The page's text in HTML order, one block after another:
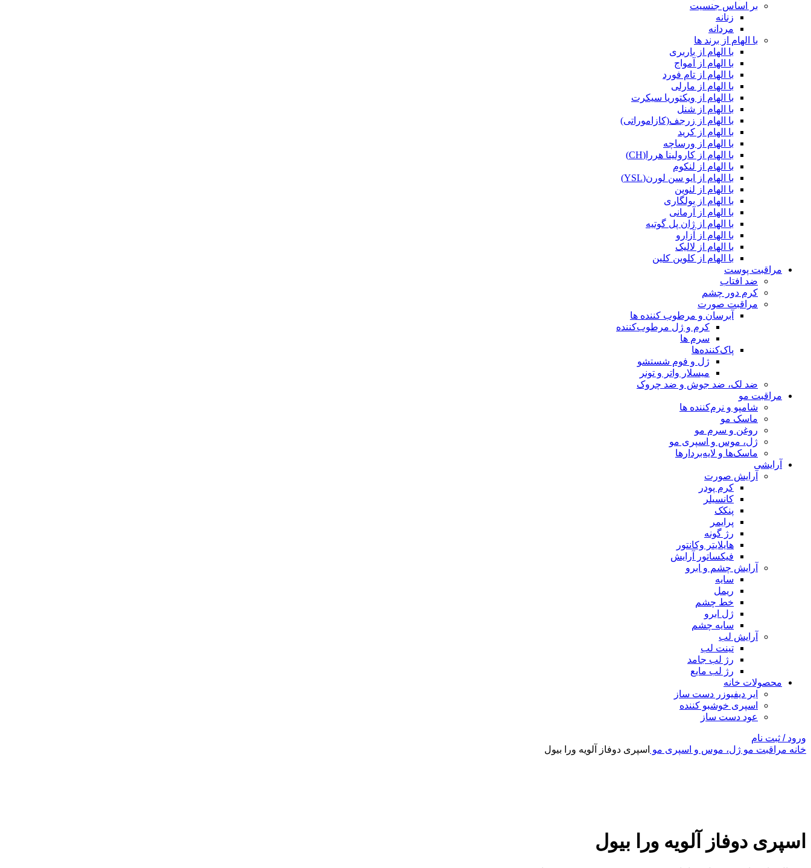
بر اساس جنسیت
زنانه
مردانه
با الهام از برند ها
با الهام از باربری
با الهام از آمواج
با الهام از تام فورد
با الهام از مارلی
با الهام از ویکتوریا سیکرت
با الهام از شنل
با الهام از زرجف(کازاموراتی)
با الهام از کرید
با الهام از ورساچه
با الهام از کارولینا هررا(CH)
با الهام از لنکوم
با الهام از ایو سن لورن(YSL)
با الهام از لنوین
با الهام از بولگاری
با الهام از آرمانی
با الهام از ژان پل گوتیه
با الهام از آزارو
با الهام از لالیک
با الهام از کلوین کلین
مراقبت پوست
ضد افتاب
کرم دور چشم
مراقبت صورت
آبرسان و مرطوب کننده ها
کرم و ژل مرطوب‌کننده
سرم ها
پاک‌کننده‌ها
ژل و فوم شستشو
میسلار واتر و تونر
ضد لک، ضد جوش و ضد چروک
مراقبت مو
شامپو و نرم‌کننده ها
ماسک مو
روغن و سرم مو
ژل، موس و اسپری مو
ماسک‌ها و لایه‌بردارها
آرایشی
آرایش صورت
کرم پودر
کانسیلر
پنکک
پرایمر
رژ گونه
هایلایتر وکانتور
فیکساتور آرایش
آرایش چشم و ابرو
سایه
ریمل
خط چشم
ژل ابرو
سایه چشم
آرایش لب
تینت لب
رژ لب جامد
رژ لب مایع
محصولات خانه
ایر دیفیوزر دست ساز
اسپری خوشبو کننده
عود دست ساز
ورود / ثبت نام
خانه مراقبت مو ژل، موس و اسپری مو اسپری دوفاز آلویه ورا بیول
اسپری دوفاز آلویه ورا بیول